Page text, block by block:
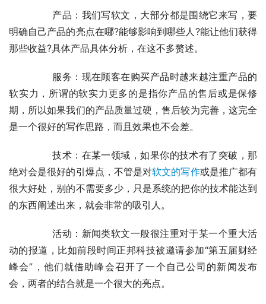
明确自己产品的亮点在哪?能够影响到哪些人?能让他们获得
那些收益?具体产品具体分析，在这不多赘述。
软实力，所谓的软实力更多的是指你产品的售后或是保修
期，所以如果我们的产品质量过硬，售后较为完善，这完全
是一个很好的写作思路，而且效果也不会差。
绝对会是很好的引爆点，不管是对软文的写作或是推广都有
很大好处，别的不需要多少，只是系统的把你的技术能达到
的东西阐述出来，就会非常的吸引人。
动的报道，比如前段时间正邦科技被邀请参加“第五届财经
峰会”，他们就借助峰会召开了一个自己公司的新闻发布
会，两者的结合就是一个很大的亮点。